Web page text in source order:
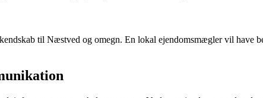
til Næstved og omegn. En lokal ejendomsmægler vil have